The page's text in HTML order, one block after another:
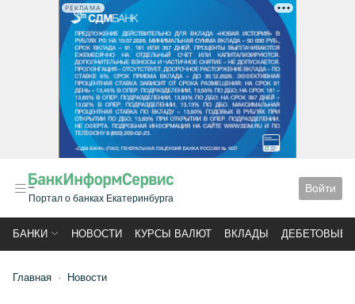
РЕКЛАМА
Портал о банках Екатеринбурга
Войти
БАНКИ НОВОСТИ КУРСЫ ВАЛЮТ ВКЛАДЫ ДЕБЕТОВЫЕ
Главная Новости